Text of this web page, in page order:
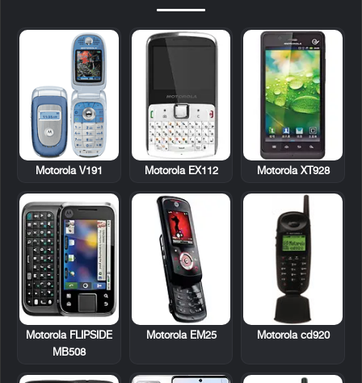
Motorola XT928
Motorola EX112
Motorola V191
Motorola cd920
Motorola EM25
Motorola FLIPSIDE
MB508